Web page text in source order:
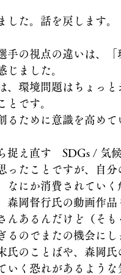
た。話を戻します。
手の視点の違いは、
じました。
、環境問題はちょっ
とです。
るために意識を高め
捉え直す　SDGs / 気
ったことですが、自
なにか消費されてい
森岡督行氏の動画作
んあるんだけど（そ
るのでまたの機会にし
氏のことばや、森岡
いく恐れがあるよう